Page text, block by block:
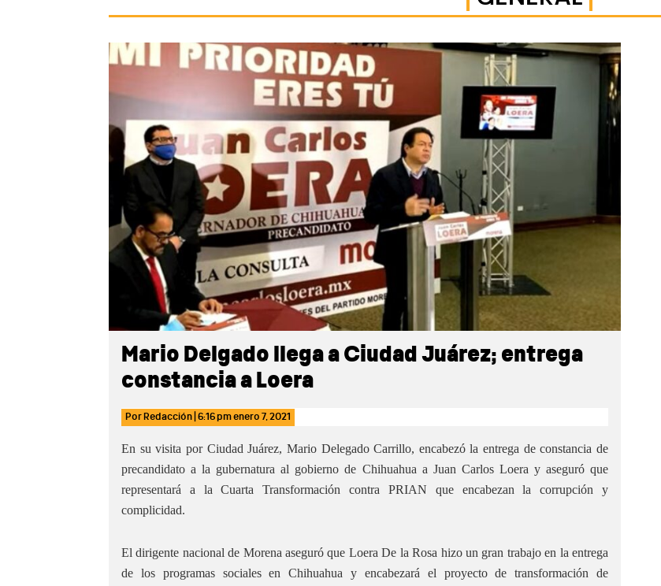
Mario Delgado llega a Ciudad Juárez; entrega
constancia a Loera
Por Redacción 6:16 pmenero 7, 2021
En su visita por Ciudad Juárez, Mario Delegado Carrillo, encabezó la entrega de constancia de
precandidato a la gubernatura al gobierno de Chihuahua a Juan Carlos Loera y aseguró que
representará a la Cuarta Transformación contra PRIAN que encabezan la corrupción y
complicidad.
El dirigente nacional de Morena aseguró que Loera De la Rosa hizo un gran trabajo en la entrega
de los programas sociales en Chihuahua y encabezará el proyecto de transformación de